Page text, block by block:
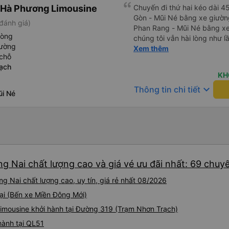
Tôi vẫn sẽ tiếp tục ủng hộ
Phương Limousine
giá)
Né
Chuyến đi thứ hai kéo dài
Gòn - Mũi Né bằng xe
Phan Rang - Mũi Né bằng
chúng tôi vẫn hài lòng như
nghiệp, nhân viên vô cùng
nồng nhiệt cùng cung cấp
Xe sạch sẽ và thoải mái,
tin nhắn WhatsApp nhắc
đón). Điểm đón ở Phan
cảm giác nguy hiểm (lái xe
cho hành khách, xe bảo trì
thân thiện), tôi đánh giá cao
Xem thêm
Thông tin chi tiết keyboard_arrow_down
Nai chất lượng cao và giá vé ưu đãi nhất: 69
Nai chất lượng cao, uy tín, giá rẻ nhất 08/2026
(Bến xe Miền Đông Mới)
khởi hành tại Đường 319 (Trạm Nhơn Trạch)
tại QL51